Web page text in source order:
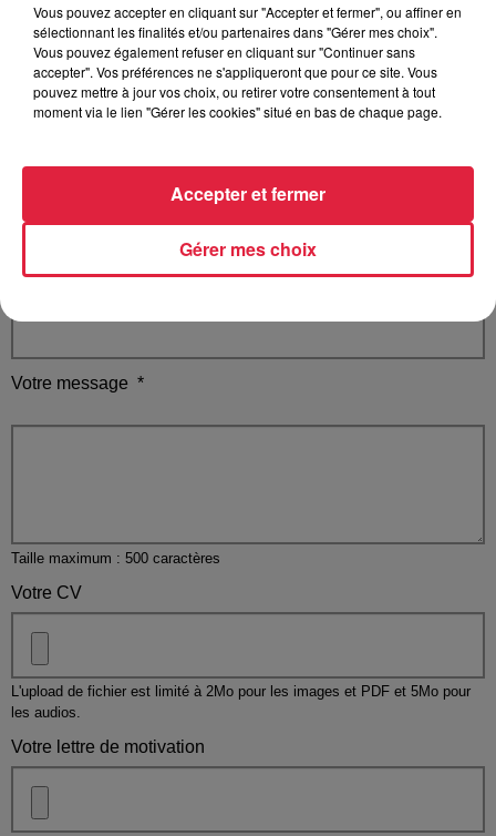
Votre e-mail*
Votre n° de téléphone*
Votre message *
Taille maximum : 500 caractères
Votre CV
L'upload de fichier est limité à 2Mo pour les images et PDF et 5Mo pour
les audios.
Votre lettre de motivation
Vous pouvez accepter en cliquant sur "Accepter et fermer", ou affiner en
sélectionnant les finalités et/ou partenaires dans "Gérer mes choix".
Vous pouvez également refuser en cliquant sur "Continuer sans
accepter". Vos préférences ne s'appliqueront que pour ce site. Vous
pouvez mettre à jour vos choix, ou retirer votre consentement à tout
moment via le lien "Gérer les cookies" situé en bas de chaque page.
Gérer mes choix
Accepter et fermer